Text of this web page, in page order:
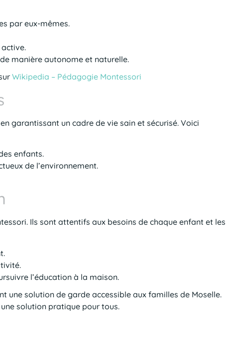
par eux-mêmes.
manière autonome et naturelle.
Wikipedia – Pédagogie Montessori
garantissant un cadre de vie sain et sécurisé. Voici
enfants.
de l’environnement.
Ils sont attentifs aux besoins de chaque enfant et les
l’éducation à la maison.
une solution de garde accessible aux familles de Moselle.
solution pratique pour tous.